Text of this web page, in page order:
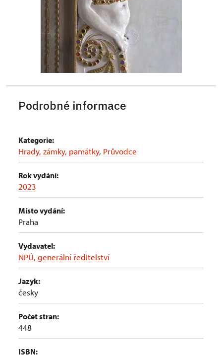
Podrobné informace
Kategorie:
Hrady, zámky, památky, Průvodce
Rok vydání:
2023
Místo vydání:
Praha
Vydavatel:
NPÚ, generální ředitelství
Jazyk:
česky
Počet stran:
448
ISBN: